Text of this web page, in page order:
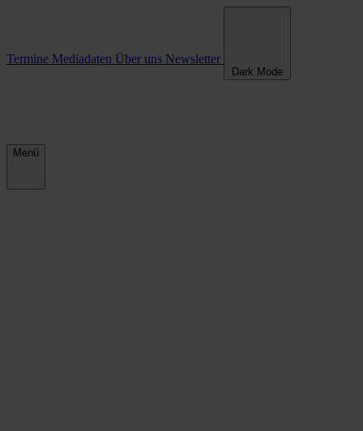
Termine Mediadaten Über uns Newsletter
Dark Mode
Menü